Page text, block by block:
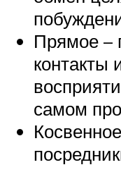
Прямое –
контакты
самом